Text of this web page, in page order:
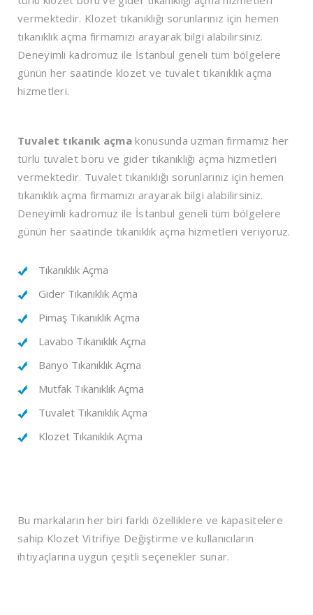
vermektedir. Klozet tıkanıklığı sorunlarınız için hemen
tıkanıklık açma firmamızı arayarak bilgi alabilirsiniz.
Deneyimli kadromuz ile İstanbul geneli tüm bölgelere
günün her saatinde klozet ve tuvalet tıkanıklık açma
hizmetleri.
Tuvalet tıkanık açma konusunda uzman firmamız her
türlü tuvalet boru ve gider tıkanıklığı açma hizmetleri
vermektedir. Tuvalet tıkanıklığı sorunlarınız için hemen
tıkanıklık açma firmamızı arayarak bilgi alabilirsiniz.
Deneyimli kadromuz ile İstanbul geneli tüm bölgelere
günün her saatinde tıkanıklık açma hizmetleri veriyoruz.
Tıkanıklık Açma
Gider Tıkanıklık Açma
Pimaş Tıkanıklık Açma
Lavabo Tıkanıklık Açma
Banyo Tıkanıklık Açma
Mutfak Tıkanıklık Açma
Tuvalet Tıkanıklık Açma
Klozet Tıkanıklık Açma
Bu markaların her biri farklı özelliklere ve kapasitelere
sahip Klozet Vitrifiye Değiştirme ve kullanıcıların
ihtiyaçlarına uygun çeşitli seçenekler sunar.